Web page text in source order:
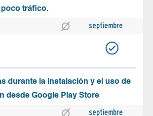
tráfico.
septiembre
durante la instalación y el uso de
desde Google Play Store
septiembre